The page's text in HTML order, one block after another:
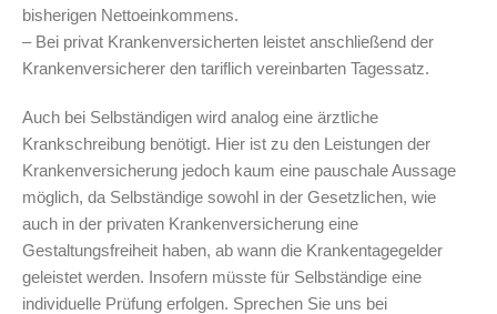
bisherigen Nettoeinkommens.
– Bei privat Krankenversicherten leistet anschließend der
Krankenversicherer den tariflich vereinbarten Tagessatz.
Auch bei Selbständigen wird analog eine ärztliche
Krankschreibung benötigt. Hier ist zu den Leistungen der
Krankenversicherung jedoch kaum eine pauschale Aussage
möglich, da Selbständige sowohl in der Gesetzlichen, wie
auch in der privaten Krankenversicherung eine
Gestaltungsfreiheit haben, ab wann die Krankentagegelder
geleistet werden. Insofern müsste für Selbständige eine
individuelle Prüfung erfolgen. Sprechen Sie uns bei